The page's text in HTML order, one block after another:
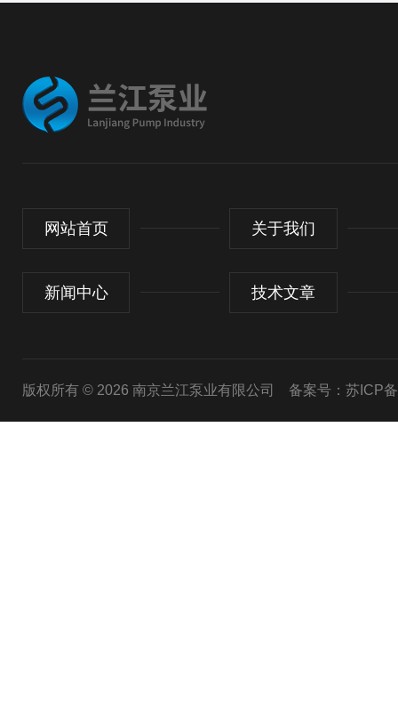
网站首页 关于我们
新闻中心 技术文章
版权所有 © 2026 南京兰江泵业有限公司 备案号：苏ICP